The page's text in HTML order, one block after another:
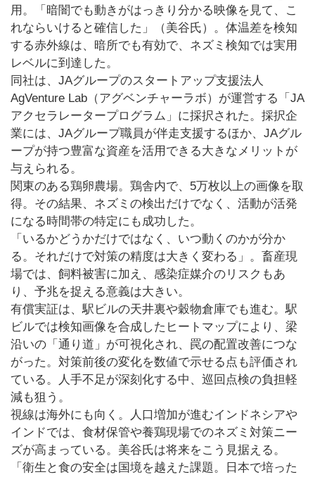
用。「暗闇でも動きがはっきり分かる映像を見て、こ
れならいけると確信した」（美谷氏）。体温差を検知
する赤外線は、暗所でも有効で、ネズミ検知では実用
レベルに到達した。
同社は、JAグループのスタートアップ支援法人
AgVenture Lab（アグベンチャーラボ）が運営する「JA
アクセラレータープログラム」に採択された。採択企
業には、JAグループ職員が伴走支援するほか、JAグル
ープが持つ豊富な資産を活用できる大きなメリットが
与えられる。
関東のある鶏卵農場。鶏舎内で、5万枚以上の画像を取
得。その結果、ネズミの検出だけでなく、活動が活発
になる時間帯の特定にも成功した。
「いるかどうかだけではなく、いつ動くのかが分か
る。それだけで対策の精度は大きく変わる」。畜産現
場では、飼料被害に加え、感染症媒介のリスクもあ
り、予兆を捉える意義は大きい。
有償実証は、駅ビルの天井裏や穀物倉庫でも進む。駅
ビルでは検知画像を合成したヒートマップにより、梁
沿いの「通り道」が可視化され、罠の配置改善につな
がった。対策前後の変化を数値で示せる点も評価され
ている。人手不足が深刻化する中、巡回点検の負担軽
減も狙う。
視線は海外にも向く。人口増加が進むインドネシアや
インドでは、食材保管や養鶏現場でのネズミ対策ニー
ズが高まっている。美谷氏は将来をこう見据える。
「衛生と食の安全は国境を越えた課題。日本で培った